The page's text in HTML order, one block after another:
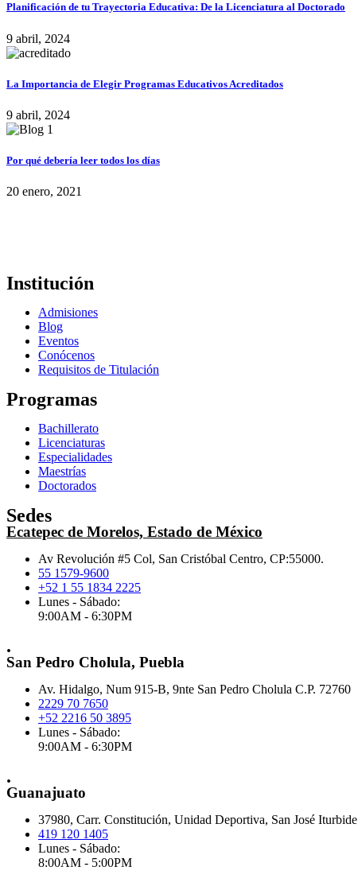
Planificación de tu Trayectoria Educativa: De la Licenciatura al Doctorado
9 abril, 2024
La Importancia de Elegir Programas Educativos Acreditados
9 abril, 2024
Por qué debería leer todos los días
20 enero, 2021
Institución
Admisiones
Blog
Eventos
Conócenos
Requisitos de Titulación
Programas
Bachillerato
Licenciaturas
Especialidades
Maestrías
Doctorados
Sedes
Ecatepec de Morelos, Estado de México
Av Revolución #5 Col, San Cristóbal Centro, CP:55000.
55 1579-9600
+52 1 55 1834 2225
Lunes - Sábado:
9:00AM - 6:30PM
.
San Pedro Cholula, Puebla
Av. Hidalgo, Num 915-B, 9nte San Pedro Cholula C.P. 72760
2229 70 7650
+52 2216 50 3895
Lunes - Sábado:
9:00AM - 6:30PM
.
Guanajuato
37980, Carr. Constitución, Unidad Deportiva, San José Iturbide
419 120 1405
Lunes - Sábado:
8:00AM - 5:00PM